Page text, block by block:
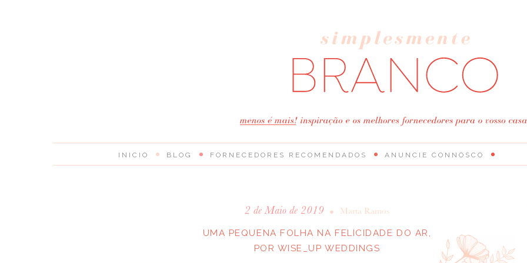
INICIO BLOG FORNECEDORES RECOMENDADOS ANUNCIE CONNOSCO
2 de Maio de 2019 • Marta Ramos
UMA PEQUENA FOLHA NA FELICIDADE DO AR,
POR WISE_UP WEDDINGS